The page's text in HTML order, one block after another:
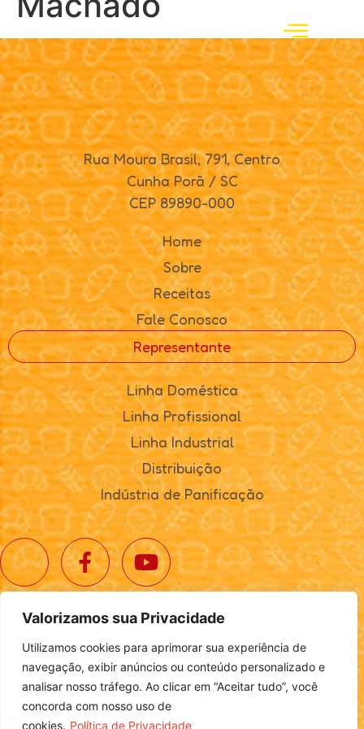
Valorizamos sua Privacidade
Utilizamos cookies para aprimorar sua experiência de
navegação, exibir anúncios ou conteúdo personalizado e
analisar nosso tráfego. Ao clicar em “Aceitar tudo”, você
concorda com nosso uso de
cookies. Política de Privacidade
Rua Moura Brasil, 791, Centro
Cunha Porã / SC
CEP 89890-000
Home
Sobre
Receitas
Fale Conosco
Representante
Linha Doméstica
Linha Profissional
Linha Industrial
Distribuição
Indústria de Panificação
© 2025. Realta Alimentos. Todos os direitos reservados.
Política de Privacidade|Definições de Cookies